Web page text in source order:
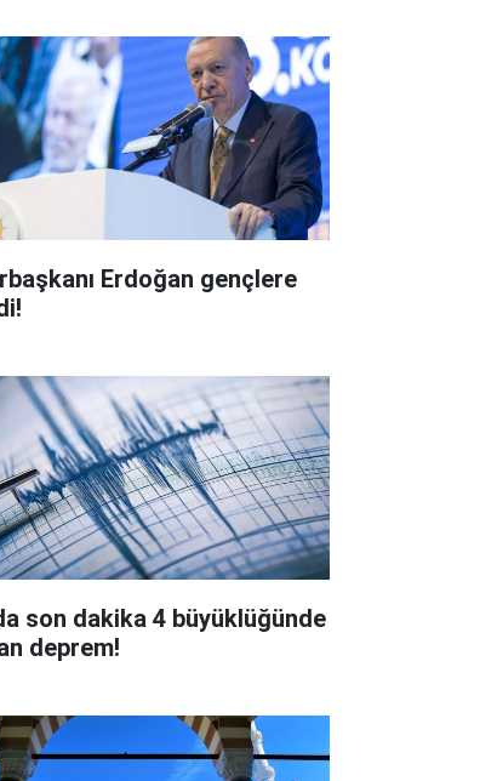
Erdoğan gençlere
son dakika 4 büyüklüğünde
deprem!